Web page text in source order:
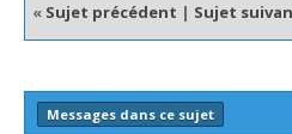
« Sujet précédent | Sujet
Messages dans ce sujet